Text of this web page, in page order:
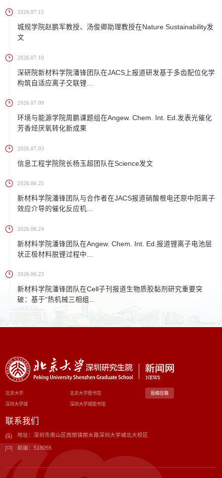
2026.07.15
城规学院赵鹏军教授、汤俊卿助理教授在Nature Sustainability发
文
2026.07.10
深研院新材料学院潘锋团队在JACS上报道研发基于多齿配位化学
构筑自适应离子交联锂...
2026.07.09
环境与能源学院周鹏课题组在Angew. Chem. Int. Ed.发表光催化
芳香烃厌氧转化新成果
2026.07.03
信息工程学院院长杨玉超团队在Science发文
2026.06.25
新材料学院潘锋团队与合作者在JACS报道硝酸根电还原中阳离子
效应介导的催化反应机...
2026.06.24
新材料学院潘锋团队在Angew. Chem. Int. Ed.报道锂离子电池层
状正极材料脱锂过程中...
2026.06.23
新材料学院潘锋团队在Cell子刊报道生物质胶黏剂研究重要突
破：基于“热机械三相组...
北京大学 北京大学图书馆
深圳大学城 深圳大学城图书馆
投稿信箱
联系我们
地址：深圳市南山区西丽镇丽水路深圳大学城北大校区
邮编：518055